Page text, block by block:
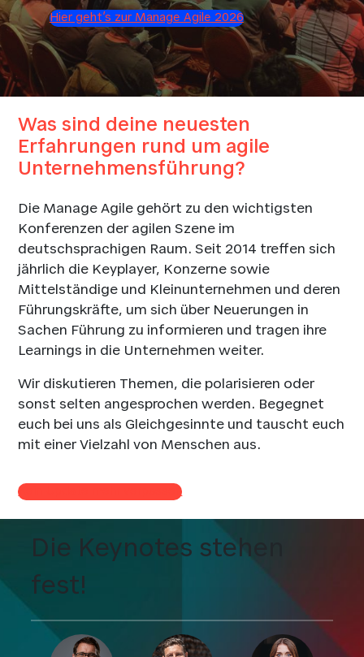
Hier geht’s zur Manage Agile 2026
Was sind deine neuesten
Erfahrungen rund um agile
Unternehmensführung?
Die Manage Agile gehört zu den wichtigsten
Konferenzen der agilen Szene im
deutschsprachigen Raum. Seit 2014 treffen sich
jährlich die Keyplayer, Konzerne sowie
Mittelständige und Kleinunternehmen und deren
Führungskräfte, um sich über Neuerungen in
Sachen Führung zu informieren und tragen ihre
Learnings in die Unternehmen weiter.
Wir diskutieren Themen, die polarisieren oder
sonst selten angesprochen werden. Begegnet
euch bei uns als Gleichgesinnte und tauscht euch
mit einer Vielzahl von Menschen aus.
Kein Update mehr verpassen
Die Keynotes stehen
fest!